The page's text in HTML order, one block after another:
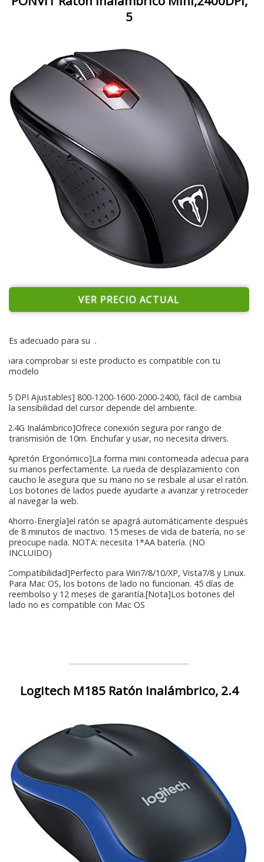
5
VER PRECIO ACTUAL
Es adecuado para su .
para comprobar si este producto es compatible con tu
modelo
[5 DPI Ajustables] 800-1200-1600-2000-2400, fácil de cambia
la sensibilidad del cursor depende del ambiente.
[2.4G Inalámbrico]Ofrece conexión segura por rango de
transmisión de 10m. Enchufar y usar, no necesita drivers.
[Apretón Ergonómico]La forma mini contorneada adecua para
su manos perfectamente. La rueda de desplazamiento con
caucho le asegura que su mano no se resbale al usar el ratón.
Los botones de lados puede ayudarte a avanzar y retroceder
al navegar la web.
[Ahorro-Energía]el ratón se apagrá automáticamente después
de 8 minutos de inactivo. 15 meses de vida de batería, no se
preocupe nada. NOTA: necesita 1*AA batería. (NO
INCLUIDO)
[Compatibilidad]Perfecto para Win7/8/10/XP, Vista7/8 y Linux.
Para Mac OS, los botons de lado no funcionan. 45 días de
reembolso y 12 meses de garantía.[Nota]Los botones del
lado no es compatible con Mac OS
Logitech M185 Ratón Inalámbrico, 2.4